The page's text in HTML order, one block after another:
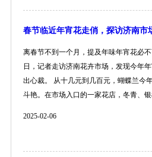
春节临近年宵花走俏，探访济南市
离春节不到一个月，提及年味年宵花必
日，记者走访济南花卉市场，发现今年
出心裁。 从十几元到几百元，蝴蝶兰今
斗艳。在市场入口的一家花店，冬青、
2025-02-06